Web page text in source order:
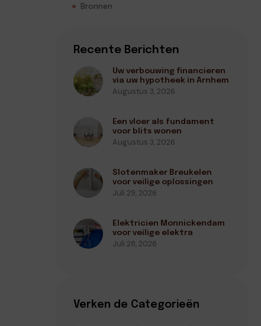
Bronnen
Recente Berichten
Uw verbouwing financieren
via uw hypotheek in Arnhem
Augustus 3, 2026
Een vloer als fundament
voor blits wonen
Augustus 3, 2026
Slotenmaker Breukelen
voor veilige oplossingen
Juli 29, 2026
Elektricien Monnickendam
voor veilige elektra
Juli 28, 2026
Verken de Categorieën